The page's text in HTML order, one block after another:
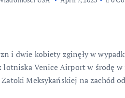
i dwie kobiety zginęły w
lotniska Venice Airport w środę
Meksykańskiej na zachód